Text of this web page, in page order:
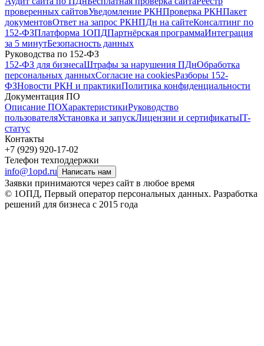
проверенных сайтовУведомление РКНПроверка РКНПакет
документовОтвет на запрос РКНПДн на сайтеКонсалтинг по
152-ФЗПлатформа 1ОПДПартнёрская программаИнтеграция
за 5 минутБезопасность данных
Руководства по 152-ФЗ
152-ФЗ для бизнесаШтрафы за нарушения ПДнОбработка
персональных данныхСогласие на cookiesРазборы 152-
ФЗНовости РКН и практикиПолитика конфиденциальности
Документация ПО
Описание ПОХарактеристикиРуководство
пользователяУстановка и запускЛицензии и сертификатыIT-
статус
Контакты
+7 (929) 920-17-02
Телефон техподдержки
info@1opd.ru
Написать нам
Заявки принимаются через сайт в любое время
© 1ОПД, Первый оператор персональных данных. Разработка
решений для бизнеса с 2015 года